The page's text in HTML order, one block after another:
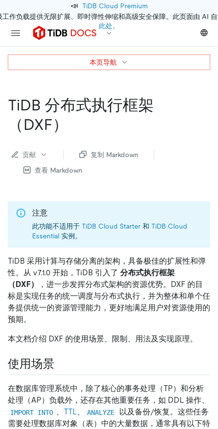
📣 TiDB Cloud Premium
作负载提供无限扩展、即时弹性伸缩和高级安全保障。此页面由 AI
此处。
TiDB 分布式执行框架
（DXF）
贡献
复制 Markdown
查看 Markdown
注意
此功能不适用于 TiDB Cloud Starter 和 TiDB Cloud
Essential 实例。
TiDB 采用计算与存储分离的架构，具备极佳的扩展性和弹
性。从 v7.1.0 开始，TiDB 引入了 分布式执行框架
（DXF）
，进一步发挥分布式架构的资源优势。DXF 的目
标是实现任务的统一调度与分布式执行，并为整体和单个任
务提供统一的资源管理能力，更好地满足用户对资源使用的
预期。
本文档介绍 DXF 的使用场景、限制、用法及实现原理。
使用场景
在数据库管理系统中，除了核心的事务处理（TP）和分析
处理（AP）负载外，还存在其他重要任务，如 DDL 操作、
IMPORT INTO 、 TTL、 ANALYZE
以及备份/恢复。这些任务
需要处理数据库对象（表）中的大量数据，通常具有以下特
本页导航